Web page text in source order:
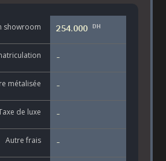
showroom 254.000 DH
-
métalisée -
de luxe -
Autre frais -